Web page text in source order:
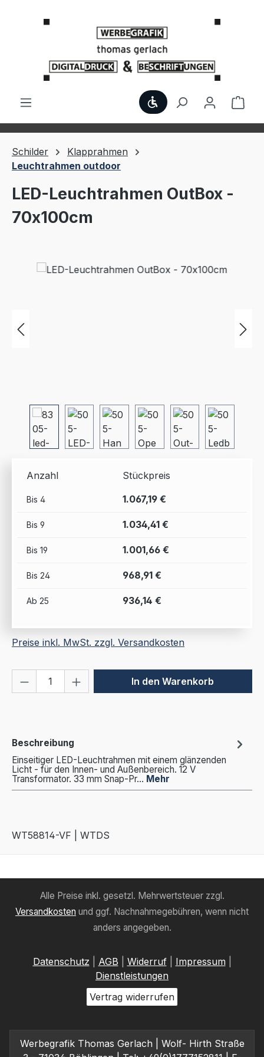
Werkzeugleiste
Schilder
Klapprahmen
Leuchtrahmen outdoor
LED-Leuchtrahmen OutBox -
70x100cm
Bildergalerie überspringen
Anzahl Stückpreis
Bis 4 1.067,19 €
Bis 9 1.034,41 €
Bis 19 1.001,66 €
Bis 24 968,91 €
Ab 25 936,14 €
Preise inkl. MwSt. zzgl. Versandkosten
Produkt Anzahl: Gib denIn den Warenkorb
Beschreibung
Einseitiger LED-Leuchtrahmen mit einem glänzenden
Licht - für den Innen- und Außenbereich. 12 V
Transformator. 33 mm Snap-Pr… Mehr
WT58814-VF | WTDS
Alle Preise inkl. gesetzl. Mehrwertsteuer zzgl.
Versandkosten und ggf. Nachnahmegebühren, wenn nicht
anders angegeben.
Datenschutz AGB Widerruf| Impressum
Dienstleistungen
Vertrag widerrufen
Werbegrafik Thomas Gerlach | Wolf- Hirth Straße